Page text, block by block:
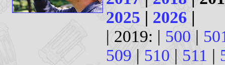
2025 | 2026|
| 2019: | 500|
509 | 510 |511 |